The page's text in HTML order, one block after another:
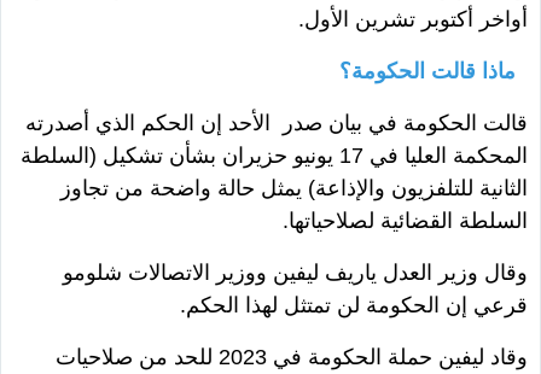
أواخر أكتوبر تشرين الأول.
ماذا قالت الحكومة؟
قالت الحكومة في بيان صدر الأحد إن الحكم الذي أصدرته
المحكمة العليا في 17 يونيو حزيران بشأن تشكيل (السلطة
الثانية للتلفزيون والإذاعة) يمثل حالة واضحة من تجاوز
السلطة القضائية لصلاحياتها.
وقال وزير العدل ياريف ليفين ووزير الاتصالات شلومو
قرعي إن الحكومة لن تمتثل لهذا الحكم.
وقاد ليفين حملة الحكومة في 2023 للحد من صلاحيات